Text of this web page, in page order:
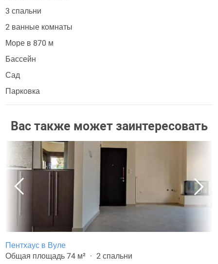
3 спальни
2 ванные комнаты
Море в 870 м
Бассейн
Сад
Парковка
Вас также может заинтересовать
Пентхаус в Вуле
Общая площадь 74 м²
2 спальни